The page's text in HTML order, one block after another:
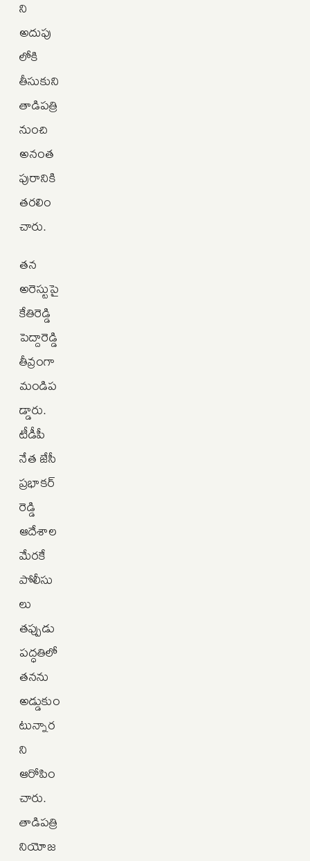
ని
అదుపు
లోకి
తీసుకుని
తాడిపత్రి
నుంచి
అనంత
పురానికి
తరలిం
చారు.
తన
అరెస్టుపై
కేతిరెడ్డి
పెద్దారెడ్డి
తీవ్రంగా
మండిప
డ్డారు.
టీడీపీ
నేత జేసీ
ప్రభాకర్
రెడ్డి
ఆదేశాల
మేరకే
పోలీసు
లు
తప్పుడు
పద్ధతిలో
తనను
అడ్డుకుం
టున్నార
ని
ఆరోపిం
చారు.
తాడిపత్రి
నియోజ